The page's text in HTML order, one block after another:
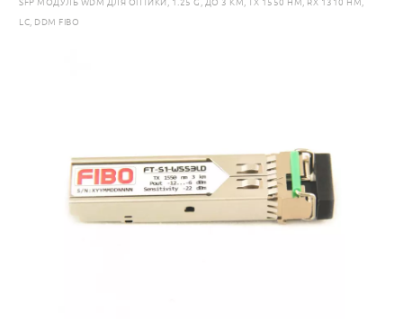
SFP МОДУЛЬ WDM ДЛЯ ОПТИКИ, 1.25 G, ДО 3 КМ, TX 1550 НМ, RX 1310 НМ,
LC, DDM FIBO